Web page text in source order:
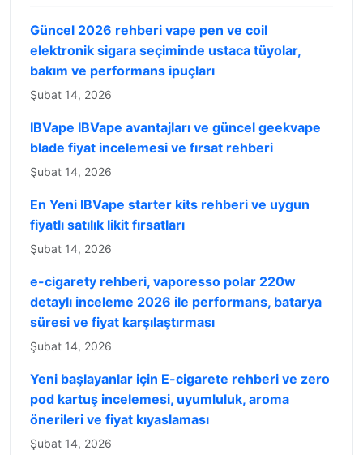
Güncel 2026 rehberi vape pen ve coil
elektronik sigara seçiminde ustaca tüyolar,
bakım ve performans ipuçları
Şubat 14, 2026
IBVape IBVape avantajları ve güncel geekvape
blade fiyat incelemesi ve fırsat rehberi
Şubat 14, 2026
En Yeni IBVape starter kits rehberi ve uygun
fiyatlı satılık likit fırsatları
Şubat 14, 2026
e-cigarety rehberi, vaporesso polar 220w
detaylı inceleme 2026 ile performans, batarya
süresi ve fiyat karşılaştırması
Şubat 14, 2026
Yeni başlayanlar için E-cigarete rehberi ve zero
pod kartuş incelemesi, uyumluluk, aroma
önerileri ve fiyat kıyaslaması
Şubat 14, 2026